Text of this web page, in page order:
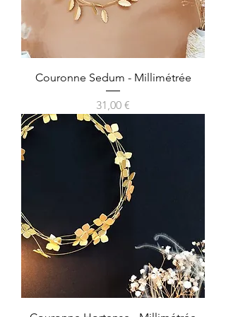
Couronne Sedum - Millimétrée
Prix
31,00 €